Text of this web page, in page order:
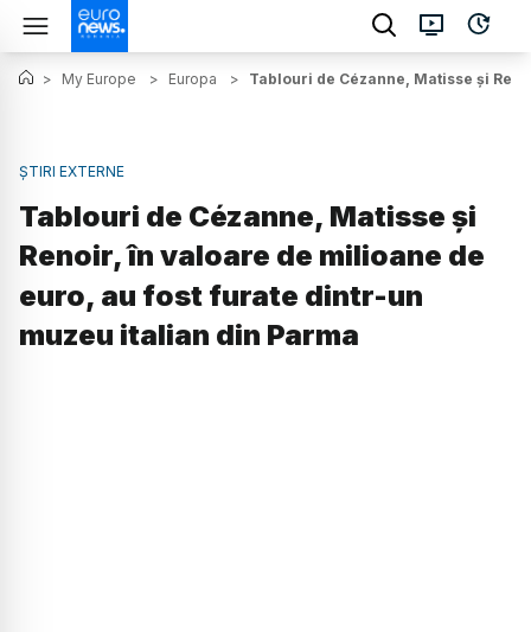
> My Europe > Europa > Tablouri de Cézanne, Matisse și
ȘTIRI EXTERNE
Tablouri de Cézanne, Matisse și
Renoir, în valoare de milioane de
euro, au fost furate dintr-un
muzeu italian din Parma